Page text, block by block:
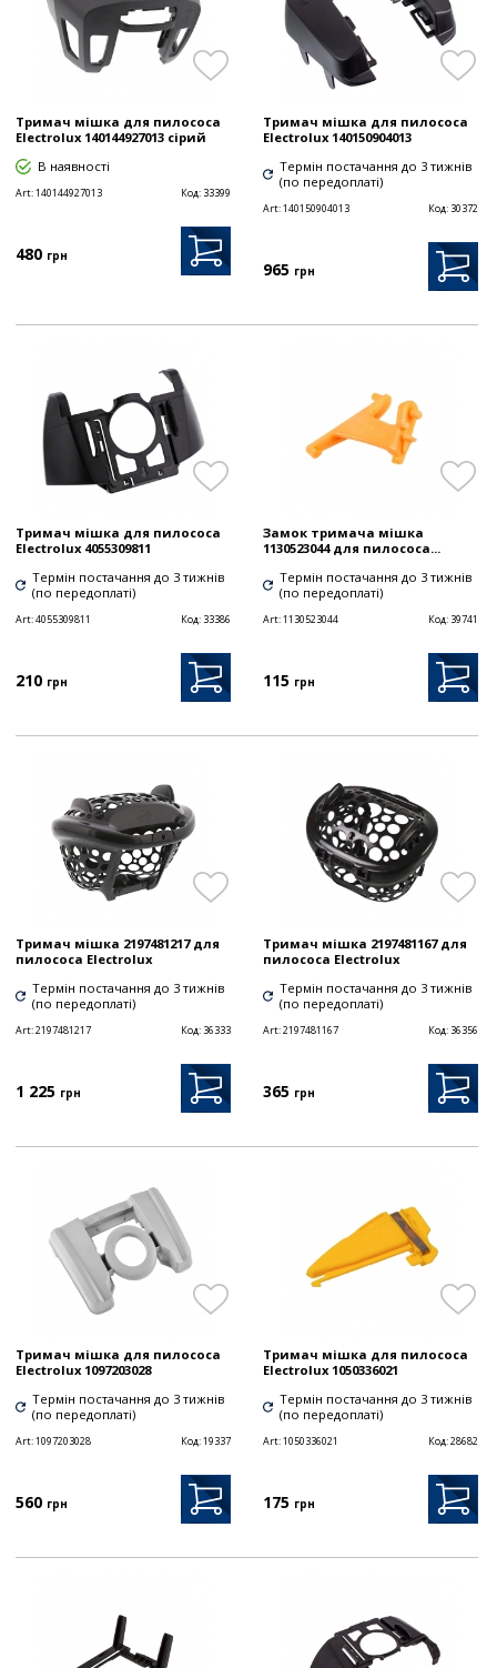
Тримач мішка для пилососа
Electrolux 140144927013 сірий
В наявності
Art:140144927013 Код: 33399
480 грн
Тримач мішка для пилососа
Electrolux 140150904013
Термін постачання до 3 тижнів
(по передоплаті)
Art:140150904013 Код: 30372
965 грн
Тримач мішка для пилососа
Electrolux 4055309811
Термін постачання до 3 тижнів
(по передоплаті)
Art:4055309811 Код: 33386
210 грн
Замок тримача мішка
1130523044 для пилососа...
Термін постачання до 3 тижнів
(по передоплаті)
Art:1130523044 Код: 39741
115 грн
Тримач мішка 2197481217 для
пилососа Electrolux
Термін постачання до 3 тижнів
(по передоплаті)
Art:2197481217 Код: 36333
1 225 грн
Тримач мішка 2197481167 для
пилососа Electrolux
Термін постачання до 3 тижнів
(по передоплаті)
Art:2197481167 Код: 36356
365 грн
Тримач мішка для пилососа
Electrolux 1097203028
Термін постачання до 3 тижнів
(по передоплаті)
Art:1097203028 Код:19337
560 грн
Тримач мішка для пилососа
Electrolux 1050336021
Термін постачання до 3 тижнів
(по передоплаті)
Art:1050336021 Код:28682
175 грн